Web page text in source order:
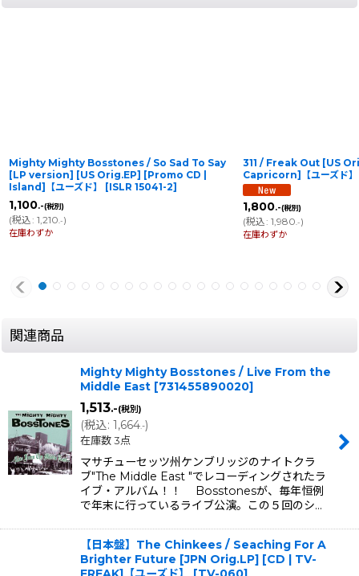
Mighty Mighty Bosstones / So Sad To Say
[LP version] [US Orig.EP] [Promo CD |
Island]【ユーズド】
[ISLR 15041-2]
1,100.-(税別)
(税込: 1,210 .-)
在庫わずか
311 / Freak Out [US
Capricorn]【ユーズド】
1,800.-(税別)
(税込: 1,980 .-)
在庫わずか
関連商品
Mighty Mighty Bosstones / Live From the
Middle East [731455890020]
1,513.-(税別)
(税込: 1,664.-)
在庫数 3点
マサチューセッツ州ケンブリッジのナイトクラ
ブ"The Middle East "でレコーディングされたラ
イブ・アルバム！！ Bosstonesが、毎年恒例
で年末に行っているライブ公演。この５回のシ…
【日本盤】The Chinkees / Seaching For A
Brighter Future [JPN Orig.LP] [CD | TV-